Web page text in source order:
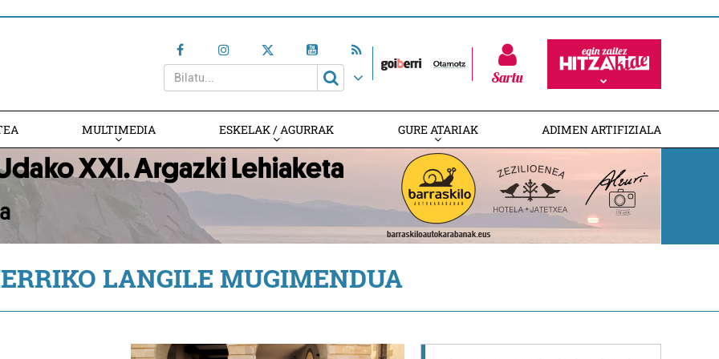
Sartu
MULTIMEDIA ESKELAK / AGURRAK GURE ATARIAK ADIMEN ARTIFIZIALA
LANGILE MUGIMENDUA